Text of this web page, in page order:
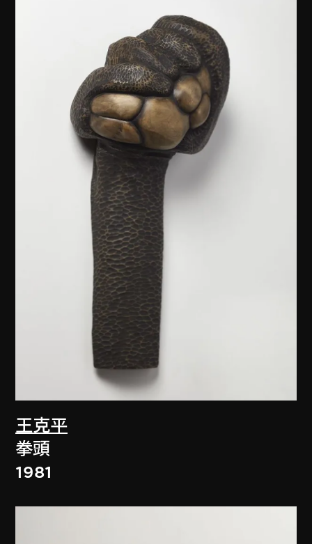
王克平
拳頭
1981